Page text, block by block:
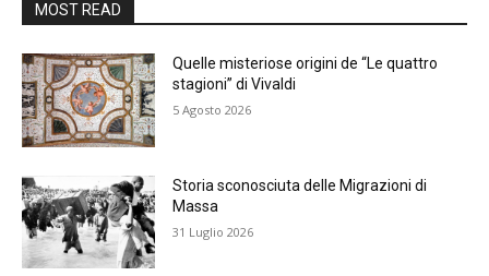
MOST READ
Quelle misteriose origini de “Le quattro
stagioni” di Vivaldi
5 Agosto 2026
Storia sconosciuta delle Migrazioni di
Massa
31 Luglio 2026